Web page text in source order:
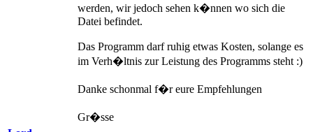
werden, wir jedoch sehen k�nnen wo sich die
Datei befindet.
Das Programm darf ruhig etwas Kosten, solange es
im Verh�ltnis zur Leistung des Programms steht :)
Danke schonmal f�r eure Empfehlungen
Gr�sse